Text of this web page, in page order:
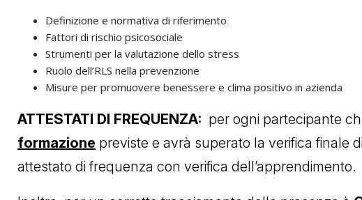
Definizione e normativa di riferimento
Fattori di rischio psicosociale
Strumenti per la valutazione dello stress
Ruolo dell’RLS nella prevenzione
Misure per promuovere benessere e clima positivo in azienda
ATTESTATI DI FREQUENZA: per ogni partecipante
formazione previste e avrà superato la verifica finale
attestato di frequenza con verifica dell’apprendimento.